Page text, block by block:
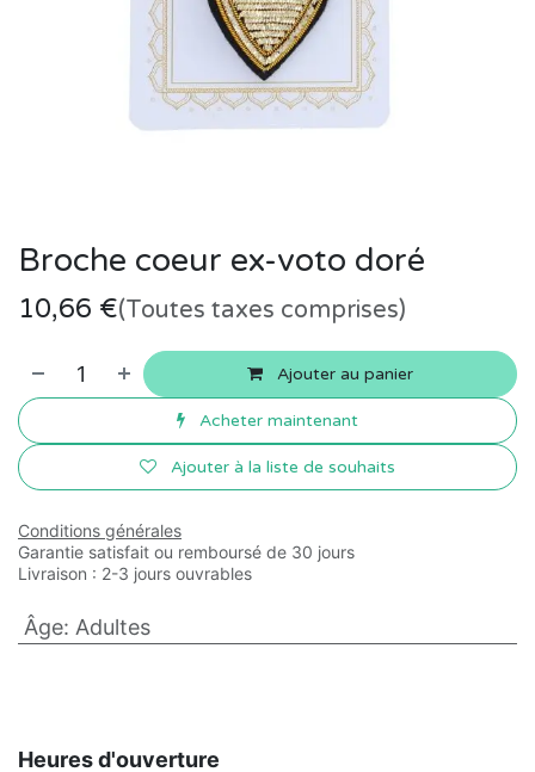
Broche coeur ex-voto doré
10,66 €(Toutes taxes comprises)
Ajouter au panier
Acheter maintenant
Ajouter à la liste de souhaits
Conditions générales
Garantie satisfait ou remboursé de 30 jours
Livraison : 2-3 jours ouvrables
Âge: Adultes
Heures d'ouverture